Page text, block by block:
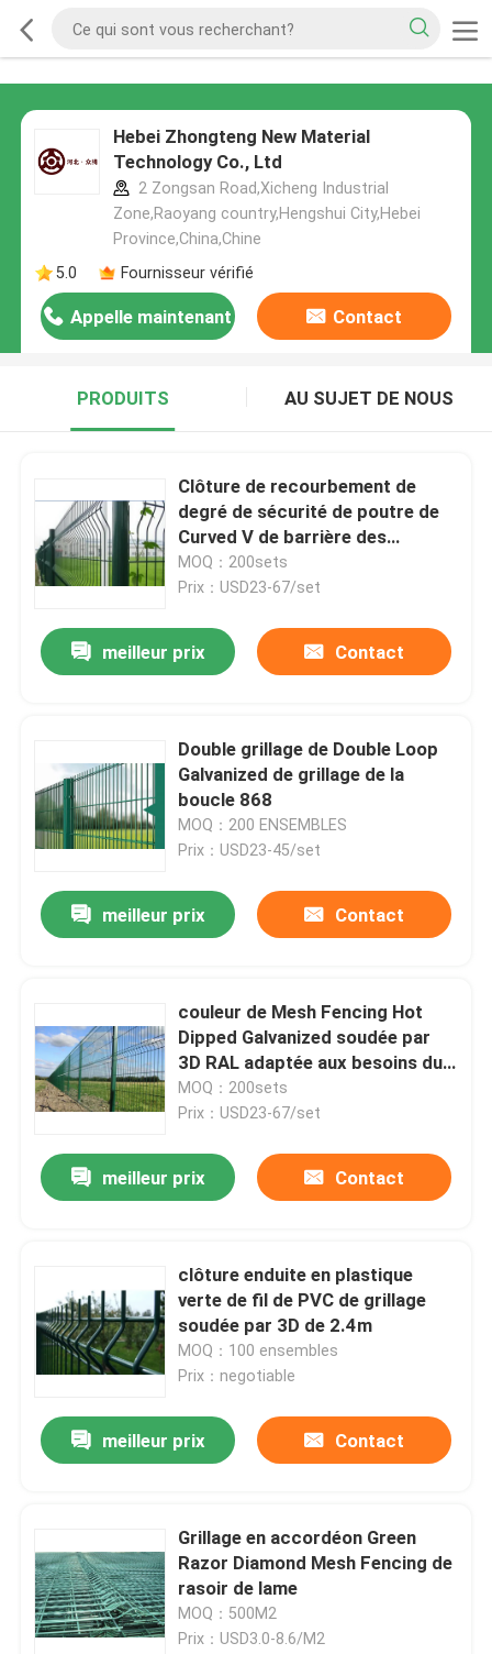
Hebei Zhongteng New Material
Technology Co., Ltd
2 Zongsan Road,Xicheng Industrial
Zone,Raoyang country,Hengshui City,Hebei
Province,China,Chine
5.0
Fournisseur vérifié
Appelle maintenant Contact
PRODUITS AU SUJET DE NOUS
Clôture de recourbement de
degré de sécurité de poutre de
Curved V de barrière des
bâtiments 3D de jardin
MOQ：200sets
Prix：USD23-67/set
meilleur prix Contact
Double grillage de Double Loop
Galvanized de grillage de la
boucle 868
MOQ：200 ENSEMBLES
Prix：USD23-45/set
meilleur prix Contact
couleur de Mesh Fencing Hot
Dipped Galvanized soudée par
3D RAL adaptée aux besoins du
client
MOQ：200sets
Prix：USD23-67/set
meilleur prix Contact
clôture enduite en plastique
verte de fil de PVC de grillage
soudée par 3D de 2.4m
MOQ：100 ensembles
Prix：negotiable
meilleur prix Contact
Grillage en accordéon Green
Razor Diamond Mesh Fencing de
rasoir de lame
MOQ：500M2
Prix：USD3.0-8.6/M2